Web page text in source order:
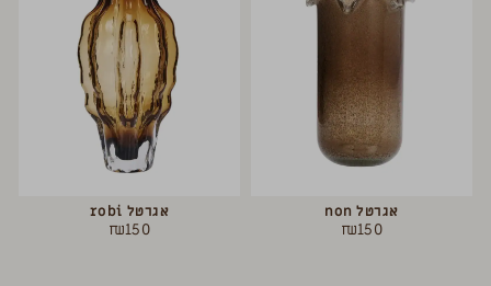
אגרטל non
₪150
אגרטל robi
₪150